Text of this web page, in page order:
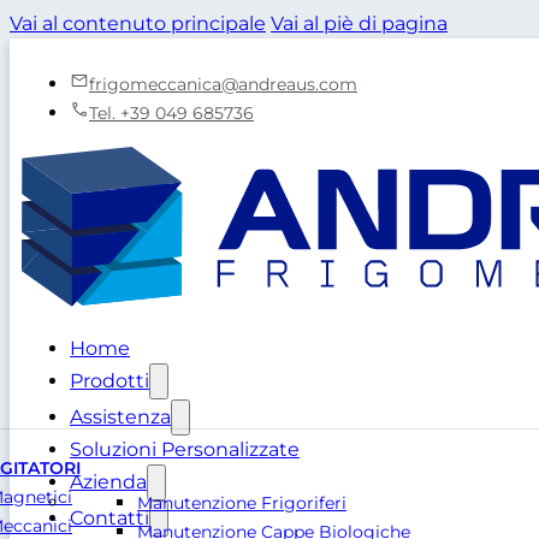
Vai al contenuto principale Vai al piè di pagina
frigomeccanica@andreaus.com
Tel. +39 049 685736
Home
Prodotti
Assistenza
Manutenzione Frigoriferi
Manutenzione Cappe Biologiche
Soluzioni Personalizzate
Azienda
Contatti